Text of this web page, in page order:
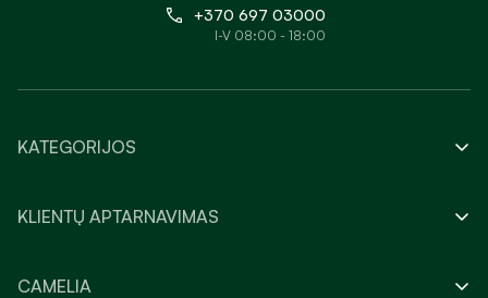
+370 697 03000
I-V 08:00 - 18:00
KATEGORIJOS
KLIENTŲ APTARNAVIMAS
CAMELIA